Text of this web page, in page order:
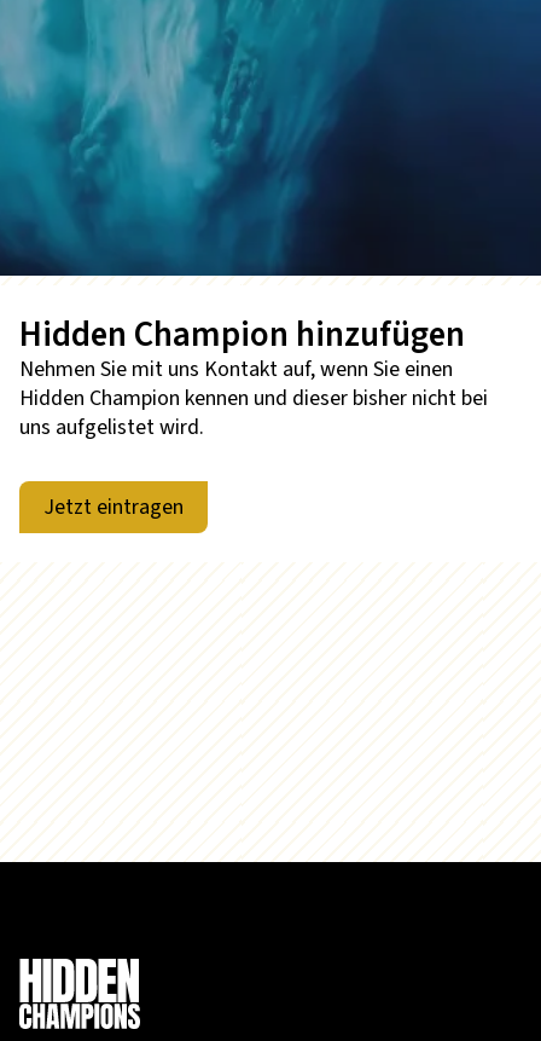
Hidden Champion hinzufügen
Nehmen Sie mit uns Kontakt auf, wenn Sie einen
Hidden Champion kennen und dieser bisher nicht bei
uns aufgelistet wird.
Jetzt eintragen